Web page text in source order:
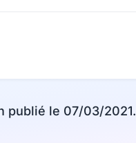
publié le 07/03/2021.